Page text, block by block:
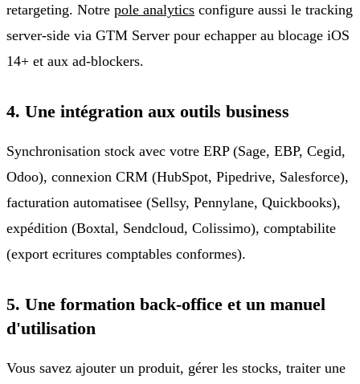
retargeting. Notre pole analytics configure aussi le tracking
server-side via GTM Server pour echapper au blocage iOS
14+ et aux ad-blockers.
4. Une intégration aux outils business
Synchronisation stock avec votre ERP (Sage, EBP, Cegid,
Odoo), connexion CRM (HubSpot, Pipedrive, Salesforce),
facturation automatisee (Sellsy, Pennylane, Quickbooks),
expédition (Boxtal, Sendcloud, Colissimo), comptabilite
(export ecritures comptables conformes).
5. Une formation back-office et un manuel
d'utilisation
Vous savez ajouter un produit, gérer les stocks, traiter une